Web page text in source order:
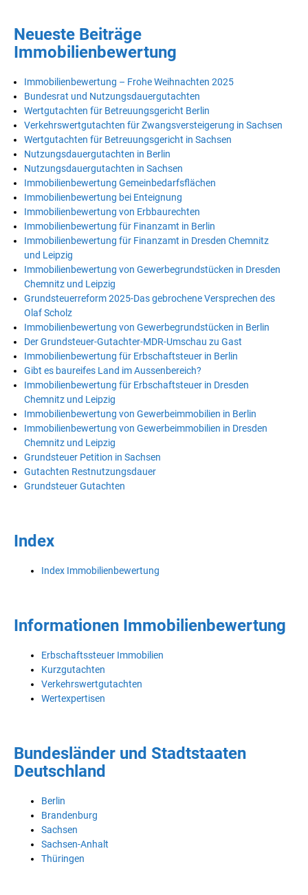
Neueste Beiträge
Immobilienbewertung
Immobilienbewertung – Frohe Weihnachten 2025
Bundesrat und Nutzungsdauergutachten
Wertgutachten für Betreuungsgericht Berlin
Verkehrswertgutachten für Zwangsversteigerung in Sachsen
Wertgutachten für Betreuungsgericht in Sachsen
Nutzungsdauergutachten in Berlin
Nutzungsdauergutachten in Sachsen
Immobilienbewertung Gemeinbedarfsflächen
Immobilienbewertung bei Enteignung
Immobilienbewertung von Erbbaurechten
Immobilienbewertung für Finanzamt in Berlin
Immobilienbewertung für Finanzamt in Dresden Chemnitz
und Leipzig
Immobilienbewertung von Gewerbegrundstücken in Dresden
Chemnitz und Leipzig
Grundsteuerreform 2025-Das gebrochene Versprechen des
Olaf Scholz
Immobilienbewertung von Gewerbegrundstücken in Berlin
Der Grundsteuer-Gutachter-MDR-Umschau zu Gast
Immobilienbewertung für Erbschaftsteuer in Berlin
Gibt es baureifes Land im Aussenbereich?
Immobilienbewertung für Erbschaftsteuer in Dresden
Chemnitz und Leipzig
Immobilienbewertung von Gewerbeimmobilien in Berlin
Immobilienbewertung von Gewerbeimmobilien in Dresden
Chemnitz und Leipzig
Grundsteuer Petition in Sachsen
Gutachten Restnutzungsdauer
Grundsteuer Gutachten
Index
Index Immobilienbewertung
Informationen Immobilienbewertung
Erbschaftssteuer Immobilien
Kurzgutachten
Verkehrswertgutachten
Wertexpertisen
Bundesländer und Stadtstaaten
Deutschland
Berlin
Brandenburg
Sachsen
Sachsen-Anhalt
Thüringen